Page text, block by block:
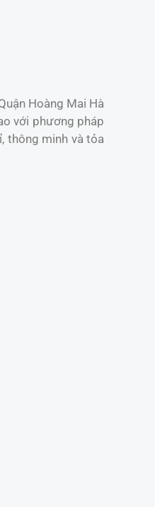
Hoàng Mai Hà
với phương pháp
thông minh và tỏa